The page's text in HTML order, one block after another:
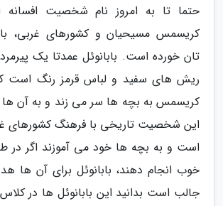
حتما تا به امروز نام شخصیت
کریسمس مسیحیان و کشورهای غربی،
تان خورده است. بابانوئل عمدتا یک
ریش های سفید و لباس قرمز رنگ است
کریسمس به بچه ها سر می زند و به آن
این شخصیت تاریخی با فرهنگ کشورهای
است و به بچه ها خود می آموزند اگر در
خوب انجام دهند، بابانوئل برای آن ها
جالب است بدانید این بابانوئل ها در